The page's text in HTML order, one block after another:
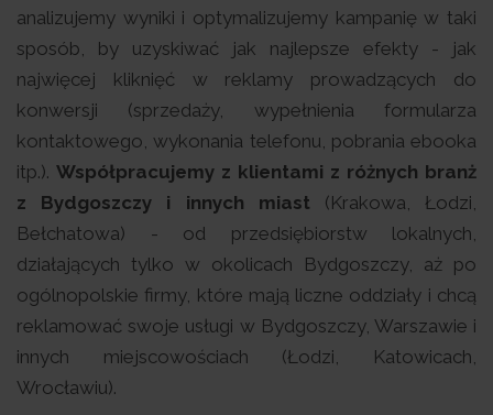
analizujemy wyniki i optymalizujemy kampanię w taki
sposób, by uzyskiwać jak najlepsze efekty - jak
najwięcej kliknięć w reklamy prowadzących do
konwersji (sprzedaży, wypełnienia formularza
kontaktowego, wykonania telefonu, pobrania ebooka
itp.). Współpracujemy z klientami z różnych branż
z Bydgoszczy i innych miast (Krakowa, Łodzi,
Bełchatowa) - od przedsiębiorstw lokalnych,
działających tylko w okolicach Bydgoszczy, aż po
ogólnopolskie firmy, które mają liczne oddziały i chcą
reklamować swoje usługi w Bydgoszczy, Warszawie i
innych miejscowościach (Łodzi, Katowicach,
Wrocławiu).